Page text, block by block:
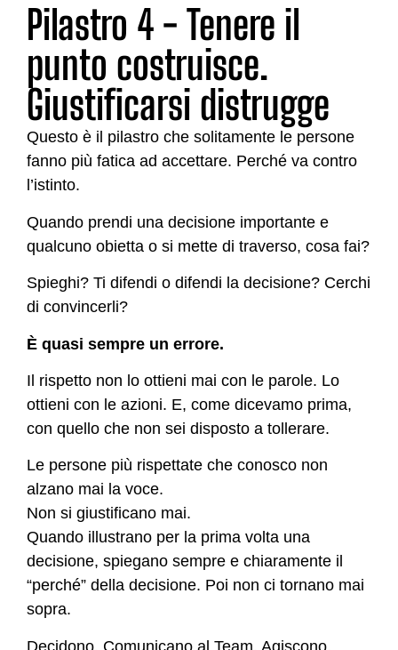
Pilastro 4 - Tenere il
punto costruisce.
Giustificarsi distrugge
Questo è il pilastro che solitamente le persone
fanno più fatica ad accettare. Perché va contro
l’istinto.
Quando prendi una decisione importante e
qualcuno obietta o si mette di traverso, cosa fai?
Spieghi? Ti difendi o difendi la decisione? Cerchi
di convincerli?
È quasi sempre un errore.
Il rispetto non lo ottieni mai con le parole. Lo
ottieni con le azioni. E, come dicevamo prima,
con quello che non sei disposto a tollerare.
Le persone più rispettate che conosco non
alzano mai la voce.
Non si giustificano mai.
Quando illustrano per la prima volta una
decisione, spiegano sempre e chiaramente il
“perché” della decisione. Poi non ci tornano mai
sopra.
Decidono. Comunicano al Team. Agiscono.